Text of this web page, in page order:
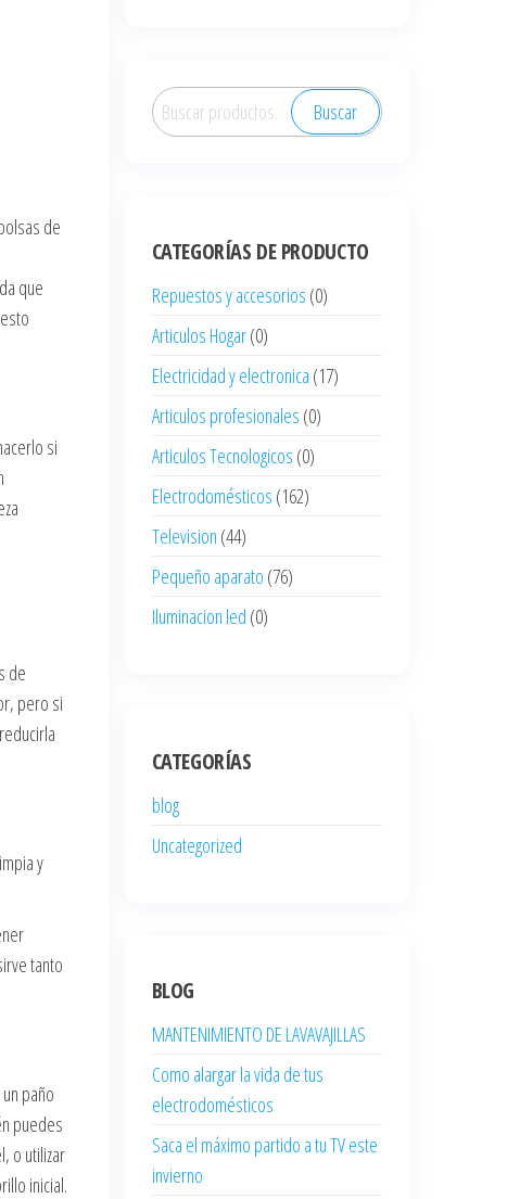
de
que
si
de
pero si
y
tanto
paño
puedes
o utilizar
inicial.
Buscar
por:
Buscar
CATEGORÍAS DE PRODUCTO
Repuestos y accesorios (0)
Articulos Hogar(0)
Electricidad y electronica (17)
Articulos profesionales (0)
Articulos Tecnologicos (0)
Electrodomésticos (162)
Television (44)
Pequeño aparato (76)
Iluminacion led (0)
CATEGORÍAS
blog
Uncategorized
BLOG
MANTENIMIENTO DE LAVAVAJILLAS
Como alargar la vida de tus
electrodomésticos
Saca el máximo partido a tu TV este
invierno